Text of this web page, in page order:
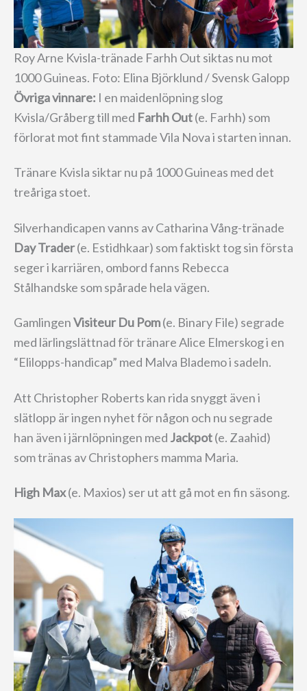
Roy Arne Kvisla-tränade Farhh Out siktas nu mot
1000 Guineas. Foto: Elina Björklund / Svensk Galopp
Övriga vinnare: I en maidenlöpning slog
Kvisla/Gråberg till med Farhh Out(e. Farhh) som
förlorat mot fint stammade Vila Nova i starten innan.
Tränare Kvisla siktar nu på 1000 Guineas med det
treåriga stoet.
Silverhandicapen vanns av Catharina Vång-tränade
Day Trader(e. Estidhkaar) som faktiskt tog sin första
seger i karriären, ombord fanns Rebecca
Stålhandske som spårade hela vägen.
GamlingenVisiteur Du Pom(e. Binary File) segrade
med lärlingslättnad för tränare Alice Elmerskog i en
“Elilopps-handicap” med Malva Blademo i sadeln.
Att Christopher Roberts kan rida snyggt även i
slätlopp är ingen nyhet för någon och nu segrade
han även i järnlöpningen med Jackpot(e. Zaahid)
som tränas av Christophers mamma Maria.
High Max(e. Maxios) ser ut att gå mot en fin säsong.